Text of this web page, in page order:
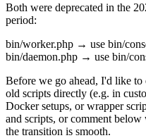
Both were deprecated in the
period:
bin/worker.php → use bin/
bin/daemon.php → use bin/
Before we go ahead, I'd like
old scripts directly (e.g. in
Docker setups, or wrapper
and scripts, or comment below
the transition is smooth.